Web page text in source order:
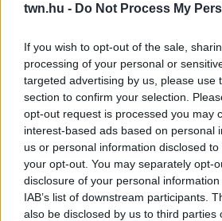
twn.hu - Do Not Process My
If you wish to opt-out of the sale,
processing of your personal or
targeted advertising by us, please use
section to confirm your selection.
opt-out request is processed you may
interest-based ads based on personal
us or personal information disclosed
your opt-out. You may separately opt-
disclosure of your personal
IAB’s list of downstream participants.
also be disclosed by us to third parties
EMIATT CSÖKKENHET A HATÁSUK
Érdemes odafigyelni rá
08. 01.
EGYRE TÖBB FIATALNÁL
VITAMINHIÁNY – ILYEN JELEKRE
Erre figyelj!
07. 31.
NEM A CITROMSAV, AZ ECET
SZÓDABIKARBÓNA A LEGERŐSEBB:
SZÁLLODÁKBAN A VÍZKŐ ELLEN
Ez a szer tényleg eltünteti a vízkövet